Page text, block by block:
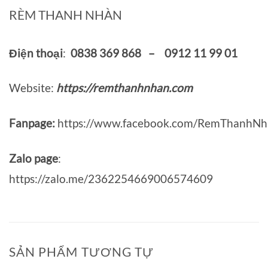
RÈM THANH NHÀN
Điện thoại: 0838 369 868 – 0912 11 99 01
Website: https://remthanhnhan.com
Fanpage: https://www.facebook.com/
Zalo page:
https://zalo.me/2362254669006574609
SẢN PHẨM TƯƠNG TỰ